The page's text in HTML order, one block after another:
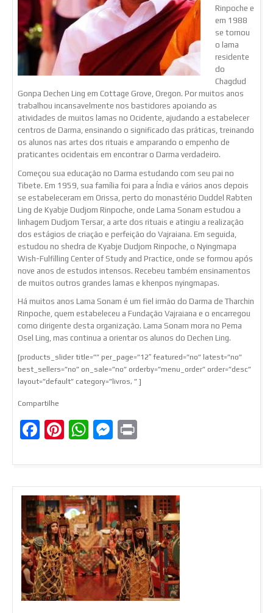
Rinpoche e
em 1988
se tornou
o lama
residente
do
Chagdud
Gonpa Dechen Ling em Cottage Grove, Oregon. Por muitos anos
trabalhou incansavelmente nos bastidores apoiando as
atividades de muitos lamas no Ocidente, ajudando a estabelecer
centros de Darma, ensinando o significado das práticas, treinando
os alunos nas artes dos rituais e amparando o empenho de
praticantes ocidentais em encontrar o Darma verdadeiro.
Começou sua educação no Darma estudando com seu pai no
Tibete. Em 1959, sua família foi para a Índia e vários anos depois
se estabeleceram em Orissa, perto do monastério Duddel Rabten
Ling de Kyabje Dudjom Rinpoche, onde Lama Sonam estudou a
linhagem Dudjom Tersar, a arte dos rituais e atingiu a realização
dos estágios de criação e perfeição do Vajraiana. Em seguida,
estudou no shedra de Kyabje Dudjom Rinpoche, o Nyingmapa
Wish-Fulfilling Center of Study and Practice, onde se formou após
nove anos de estudos intensos. Recebeu também ensinamentos
de muitos outros grandes lamas e khenpos nyingmapas.
Há muitos anos Lama Sonam é um fiel irmão do Darma de Tharchin
Rinpoche, quem estabeleceu a Fundação Vajraiana e o encarregou
como dirigente desta organização. Lama Sonam mora no Pema
Osel Ling, mas continua a orientar os alunos do Dechen Ling.
[products_slider title=”” per_page=”12″ featured=”no” latest=”no”
best_sellers=”no” on_sale=”no” orderby=”menu_order” order=”desc”
layout=”default” category=”livros, ” ]
Compartilhe
Facebook
Pinterest
WhatsApp
Messenger